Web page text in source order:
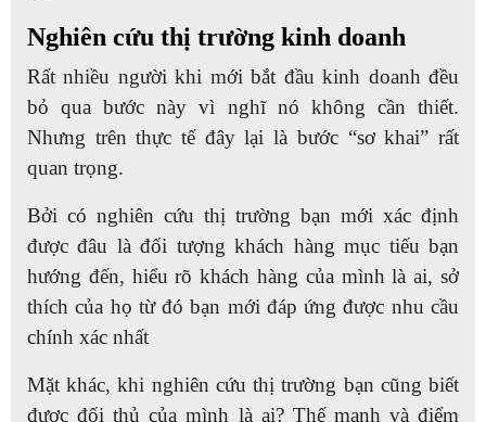
Nghiên cứu thị trường kinh doanh
Rất nhiều người khi mới bắt đầu kinh doanh đều
bỏ qua bước này vì nghĩ nó không cần thiết.
Nhưng trên thực tế đây lại là bước “sơ khai” rất
quan trọng.
Bởi có nghiên cứu thị trường bạn mới xác định
được đâu là đối tượng khách hàng mục tiếu bạn
hướng đến, hiểu rõ khách hàng của mình là ai, sở
thích của họ từ đó bạn mới đáp ứng được nhu cầu
chính xác nhất
Mặt khác, khi nghiên cứu thị trường bạn cũng biết
được đối thủ của mình là ai? Thế mạnh và điểm